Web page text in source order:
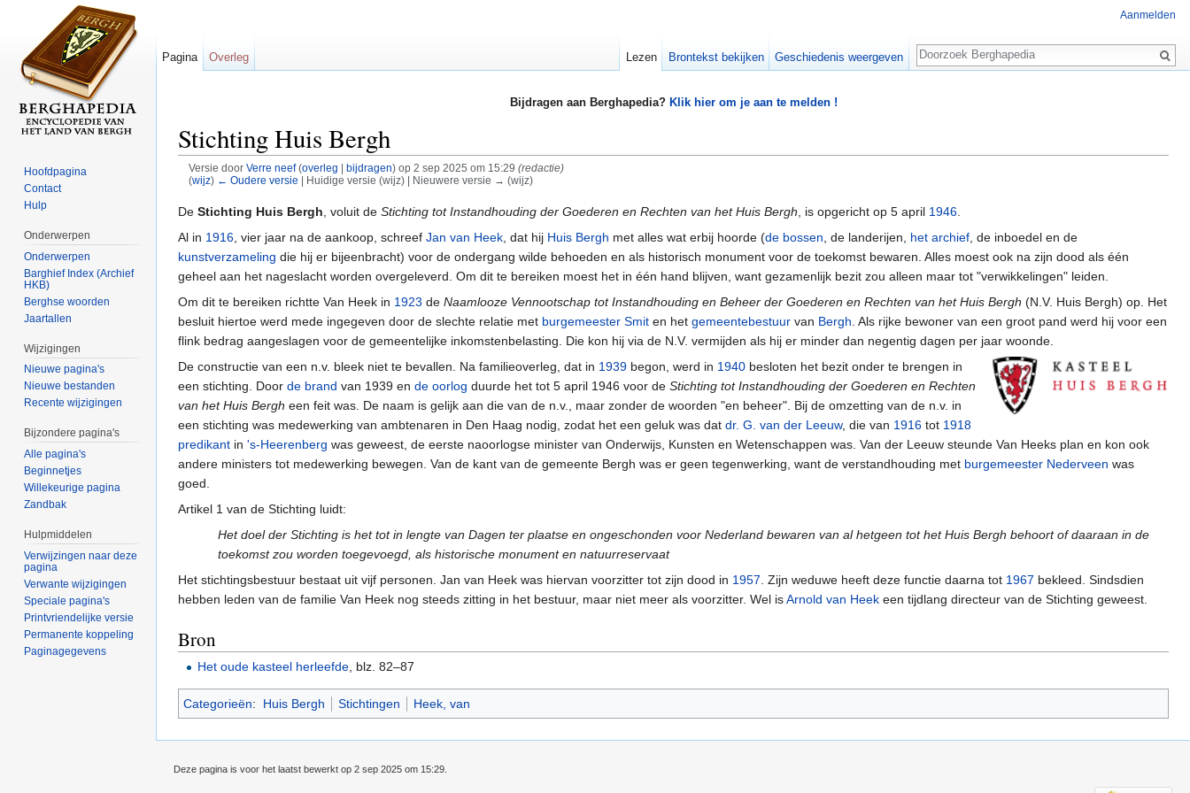
Bijdragen aan Berghapedia? Klik hier om je aan te melden !
Stichting Huis Bergh
Versie door Verre neef (overleg bijdragen)op 2 sep 2025 om 15:29 (redactie)
(wijz) ← Oudere versie | Huidige versie (wijz) | Nieuwere versie → (wijz)
De Stichting Huis Bergh , voluit de Stichting tot Instandhouding der Goederen en Rechten van het Huis Bergh , is opgericht op 5 april 1946
Al in 1916 , vier jaar na de aankoop, schreef Jan van Heek , dat hij Huis Bergh met alles wat erbij hoorde (de bossen , de landerijen, het archief , de inboedel en de
kunstverzameling die hij er bijeenbracht) voor de ondergang wilde behoeden en als historisch monument voor de toekomst bewaren. Alles moest ook na zijn dood als één
geheel aan het nageslacht worden overgeleverd. Om dit te bereiken moest het in één hand blijven, want gezamenlijk bezit zou alleen maar tot "verwikkelingen" leiden.
Om dit te bereiken richtte Van Heek in 1923 de Naamlooze Vennootschap tot Instandhouding en Beheer der Goederen en Rechten van het Huis Bergh (N.V. Huis Bergh) op. Het
besluit hiertoe werd mede ingegeven door de slechte relatie met burgemeester Smit en het gemeentebestuur van Bergh . Als rijke bewoner van een groot pand werd hij voor een
flink bedrag aangeslagen voor de gemeentelijke inkomstenbelasting. Die kon hij via de N.V. vermijden als hij er minder dan negentig dagen per jaar woonde.
De constructie van een n.v. bleek niet te bevallen. Na familieoverleg, dat in 1939 begon, werd in 1940 besloten het bezit onder te brengen in
een stichting. Door de brand van 1939 en de oorlog duurde het tot 5 april 1946 voor de Stichting tot Instandhouding der Goederen en Rechten
van het Huis Bergh een feit was. De naam is gelijk aan die van de n.v., maar zonder de woorden "en beheer". Bij de omzetting van de n.v. in
een stichting was medewerking van ambtenaren in Den Haag nodig, zodat het een geluk was dat dr. G. van der Leeuw, die van 1916 tot 1918
predikant in 's-Heerenberg was geweest, de eerste naoorlogse minister van Onderwijs, Kunsten en Wetenschappen was. Van der Leeuw steunde Van Heeks plan en kon ook
andere ministers tot medewerking bewegen. Van de kant van de gemeente Bergh was er geen tegenwerking, want de verstandhouding met burgemeester Nederveen was
goed.
Artikel 1 van de Stichting luidt:
Het doel der Stichting is het tot in lengte van Dagen ter plaatse en ongeschonden voor Nederland bewaren van al hetgeen tot het Huis Bergh behoort of daaraan in de
toekomst zou worden toegevoegd, als historische monument en natuurreservaat
Het stichtingsbestuur bestaat uit vijf personen. Jan van Heek was hiervan voorzitter tot zijn dood in 1957 . Zijn weduwe heeft deze functie daarna tot 1967 bekleed. Sindsdien
hebben leden van de familie Van Heek nog steeds zitting in het bestuur, maar niet meer als voorzitter. Wel isArnold van Heek een tijdlang directeur van de Stichting geweest.
Bron
Het oude kasteel herleefde , blz. 82–87
Categorieën: Huis Bergh Stichtingen Heek, van
Aanmelden
Pagina Overleg Lezen Brontekst bekijken Geschiedenis weergeven
Zoeken
Hoofdpagina
Contact
Hulp
Onderwerpen
Onderwerpen
Barghief Index (Archief
HKB)
Berghse woorden
Jaartallen
Wijzigingen
Nieuwe pagina's
Nieuwe bestanden
Recente wijzigingen
Bijzondere pagina's
Alle pagina's
Beginnetjes
Willekeurige pagina
Zandbak
Hulpmiddelen
Verwijzingen naar deze
pagina
Verwante wijzigingen
Speciale pagina's
Printvriendelijke versie
Permanente koppeling
Paginagegevens
Deze pagina is voor het laatst bewerkt op 2 sep 2025 om 15:29.